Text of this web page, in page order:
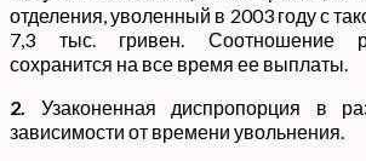
отделения, уволенный в 2003 году с
7,3 тыс. гривен. Соотношение
сохранится на все время ее выплаты.
2. Узаконенная диспропорция в
зависимости от времени увольнения.